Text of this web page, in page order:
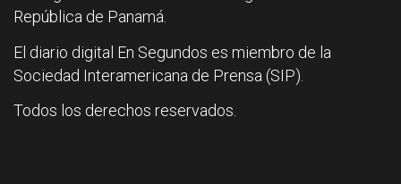
República de Panamá.
El diario digital En Segundos es miembro de la
Sociedad Interamericana de Prensa (SIP).
Todos los derechos reservados.